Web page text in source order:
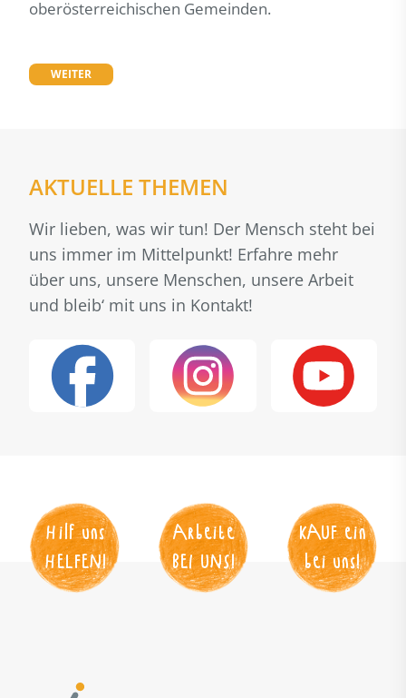
oberösterreichischen Gemeinden.
WEITER
AKTUELLE THEMEN
Wir lieben, was wir tun! Der Mensch steht bei
uns immer im Mittelpunkt! Erfahre mehr
über uns, unsere Menschen, unsere Arbeit
und bleib‘ mit uns in Kontakt!
Hilf uns
HELFEN!
Arbeite
BEI UNS!
KAUF ein
bei uns!